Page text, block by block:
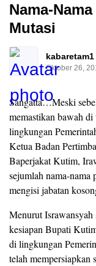
Nama-
Mutasi
kabaretam1
Oktober 26,
Sangatta…Meski
memastikan bawah
lingkungan
Ketua Badan
Baperjakat Kutim,
sejumlah nama-
mengisi jabatan
Menurut
kesiapan Bupati
di lingkungan
telah mempersiapkan